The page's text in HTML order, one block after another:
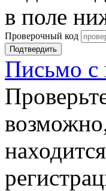
в поле
Проверочный код
Подтвердить
Письмо с